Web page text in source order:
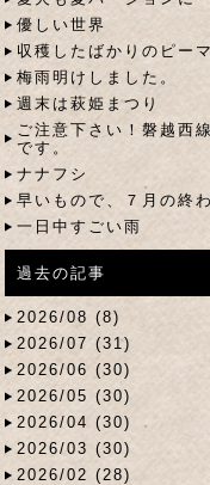
優しい世界
収穫したばかりのピー
梅雨明けしました。
週末は萩姫まつり
ご注意下さい！磐越西
です。
ナナフシ
早いもので、７月の終
一日中すごい雨
過去の記事
2026/08 (8)
2026/07 (31)
2026/06 (30)
2026/05 (30)
2026/04 (30)
2026/03 (30)
2026/02 (28)